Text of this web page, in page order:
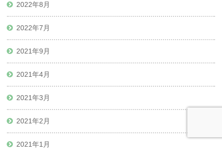
2022年8月
2022年7月
2021年9月
2021年4月
2021年3月
2021年2月
2021年1月